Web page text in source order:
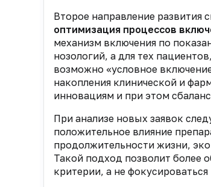
Второе направление развития
оптимизация процессов
механизм включения по
нозологий, а для тех
возможно «условное
накопления клинической и
инновациям и при этом
При анализе новых заявок
положительное влияние
продолжительности жизни,
Такой подход позволит более
критерии, а не